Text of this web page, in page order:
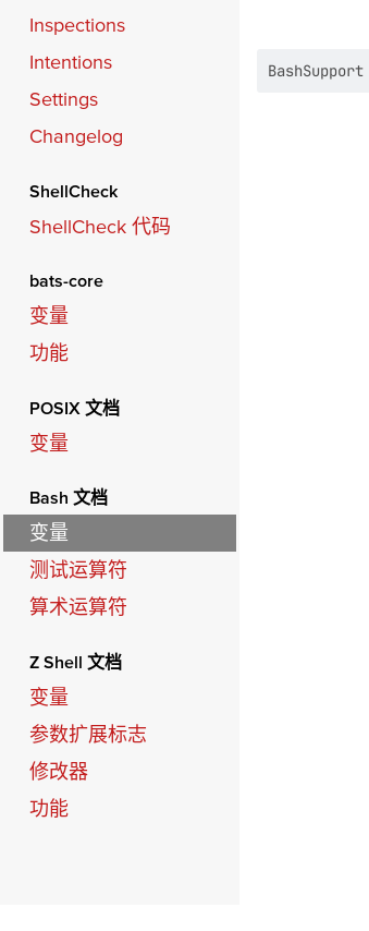
Inspections
Intentions
Settings
Changelog
ShellCheck
ShellCheck 代码
bats-core
变量
功能
POSIX 文档
变量
Bash 文档
变量
测试运算符
算术运算符
Z Shell 文档
变量
参数扩展标志
修改器
功能